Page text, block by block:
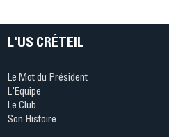
L'US CRÉTEIL
Le Mot du Président
L'Equipe
Le Club
Son Histoire